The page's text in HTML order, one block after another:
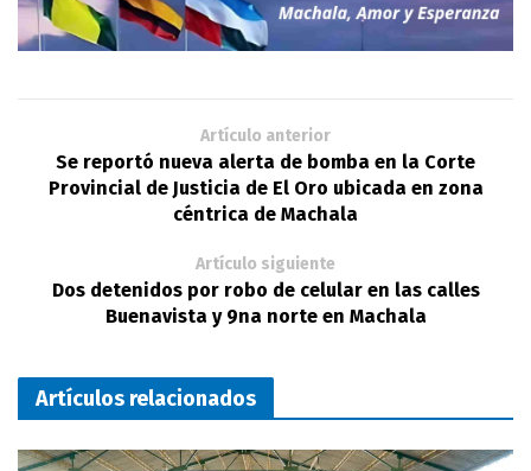
Artículo anterior
Se reportó nueva alerta de bomba en la Corte
Provincial de Justicia de El Oro ubicada en zona
céntrica de Machala
Artículo siguiente
Dos detenidos por robo de celular en las calles
Buenavista y 9na norte en Machala
Artículos relacionados